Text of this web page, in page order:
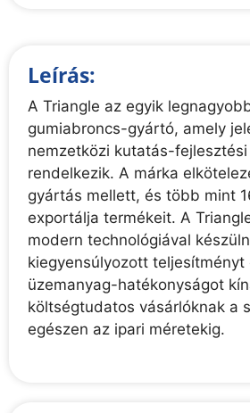
Leírás:
A Triangle az egyik
gumiabroncs-gyártó, amely
nemzetközi kutatás-
rendelkezik. A márka
gyártás mellett, és több mint
exportálja termékeit. A
modern technológiával
kiegyensúlyozott teljesítményt
üzemanyag-hatékonyságot
költségtudatos vásárlóknak a
egészen az ipari méretekig.